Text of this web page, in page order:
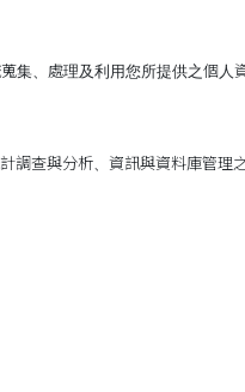
集、處理及利用您所提供之個人
調查與分析、資訊與資料庫管理